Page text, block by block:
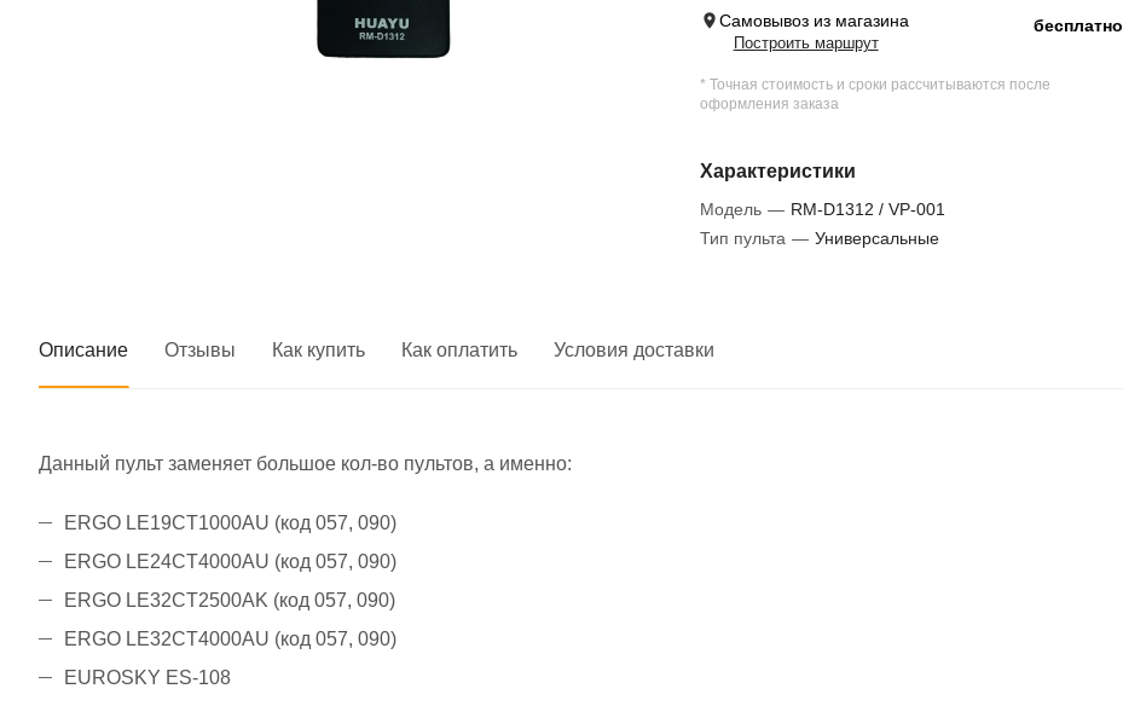
Самовывоз из магазина
Построить маршрут
бесплатно
* Точная стоимость и сроки рассчитываются после
оформления заказа
Характеристики
Модель — RM-D1312 / VP-001
Тип пульта — Универсальные
Описание Отзывы Как купить Как оплатить Условия доставки
Данный пульт заменяет большое кол-во пультов, а именно:
ERGO LE19CT1000AU (код 057, 090)
ERGO LE24CT4000AU (код 057, 090)
ERGO LE32CT2500AK (код 057, 090)
ERGO LE32CT4000AU (код 057, 090)
EUROSKY ES-108